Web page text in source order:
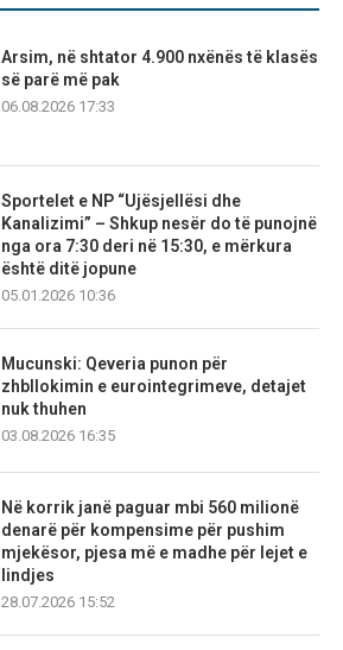
Arsim, në shtator 4.900 nxënës të klasës
së parë më pak
06.08.2026 17:33
Sportelet e NP “Ujësjellësi dhe
Kanalizimi” – Shkup nesër do të punojnë
nga ora 7:30 deri në 15:30, e mërkura
është ditë jopune
05.01.2026 10:36
Mucunski: Qeveria punon për
zhbllokimin e eurointegrimeve, detajet
nuk thuhen
03.08.2026 16:35
Në korrik janë paguar mbi 560 milionë
denarë për kompensime për pushim
mjekësor, pjesa më e madhe për lejet e
lindjes
28.07.2026 15:52